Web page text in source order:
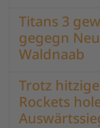
Titans 3
gegegn
Waldnaab
Trotz
Rockets